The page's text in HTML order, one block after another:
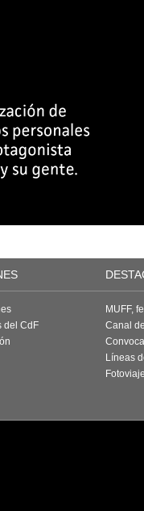
del CdF
MUFF,
Canal
Líneas